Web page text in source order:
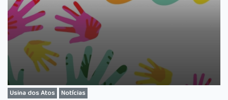
Usina dos Atos Notícias